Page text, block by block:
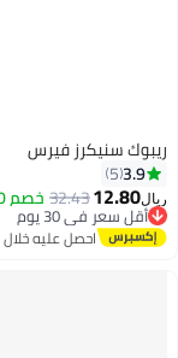
ريبوك سنيكرز فيرس
3.9
5
ريال12.80
32.43خصم 60%
أقل سعر في 30 يوم
أقل سعر في 30 يوماحصل عليه خلال